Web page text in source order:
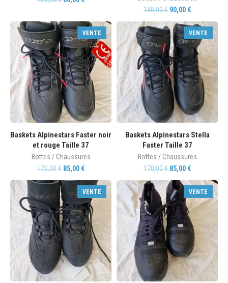
180,00€ 90,00 €
VENTE
Baskets Alpinestars Faster noir
et rouge Taille 37
Bottes / Chaussures
170,00€ 85,00 €
VENTE
Baskets Alpinestars Stella
Faster Taille 37
Bottes / Chaussures
170,00€ 85,00 €
VENTE VENTE